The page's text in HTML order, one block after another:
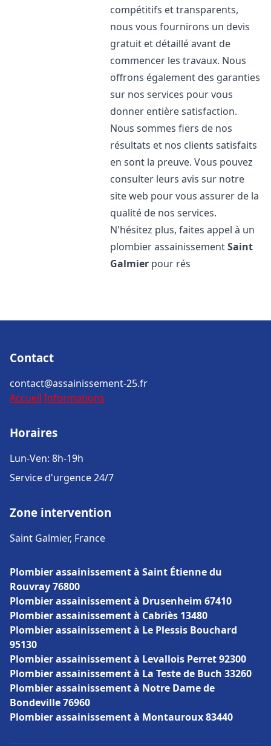
compétitifs et transparents,
nous vous fournirons un devis
gratuit et détaillé avant de
commencer les travaux. Nous
offrons également des garanties
sur nos services pour vous
donner entière satisfaction.
Nous sommes fiers de nos
résultats et nos clients satisfaits
en sont la preuve. Vous pouvez
consulter leurs avis sur notre
site web pour vous assurer de la
qualité de nos services.
N'hésitez plus, faites appel à un
plombier assainissementSaint
Galmier pour rés
Contact
contact@assainissement-25.fr
Accueil Informations
Horaires
Lun-Ven: 8h-19h
Service d'urgence 24/7
Zone intervention
Saint Galmier, France
Plombier assainissement à Saint Étienne du
Rouvray 76800
Plombier assainissement à Drusenheim 67410
Plombier assainissement à Cabriès 13480
Plombier assainissement à Le Plessis Bouchard
95130
Plombier assainissement à Levallois Perret 92300
Plombier assainissement à La Teste de Buch 33260
Plombier assainissement à Notre Dame de
Bondeville 76960
Plombier assainissement à Montauroux 83440